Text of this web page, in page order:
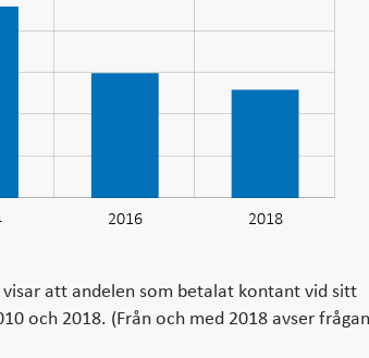
2016 2018
visar att andelen som betalat kontant vid sitt
och 2018. (Från och med 2018 avser